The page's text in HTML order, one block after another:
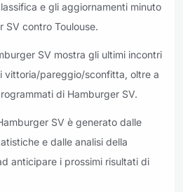
e gli aggiornamenti minuto
SV contro Toulouse.
SV mostra gli ultimi incontri
vittoria/pareggio/sconfitta, oltre a
di Hamburger SV.
SV è generato dalle
e dalle analisi della
anticipare i prossimi risultati di